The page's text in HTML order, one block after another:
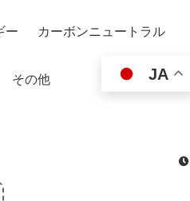
ー カーボンニュートラル
その他 JA